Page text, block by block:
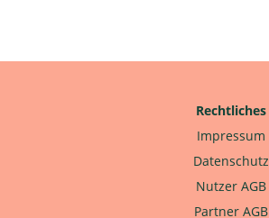
Rechtliches
Impressum
Datenschutz
Nutzer AGB
Partner AGB